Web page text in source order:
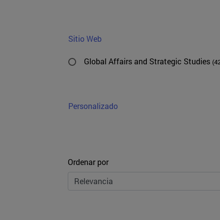
Sitio Web
Global Affairs and Strategic Studies
Personalizado
Ordenar
Ordenar por